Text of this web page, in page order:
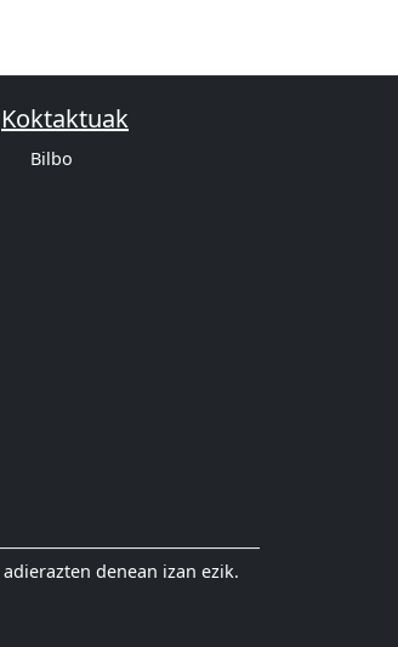
Koktaktuak
Bilbo
denean izan ezik.